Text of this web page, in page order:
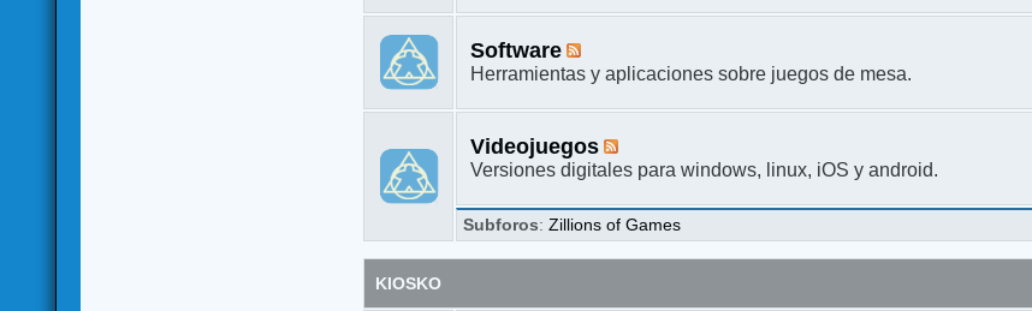
Software
Herramientas y aplicaciones sobre juegos de mesa.
Videojuegos
Versiones digitales para windows, linux, iOS y android.
Subforos:Zillions of Games
KIOSKO